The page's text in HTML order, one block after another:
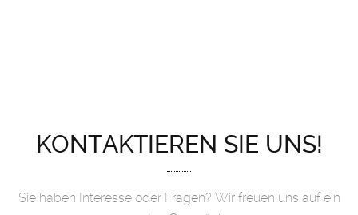
KONTAKTIEREN SIE UNS!
Sie haben Interesse oder Fragen? Wir freuen uns auf ein